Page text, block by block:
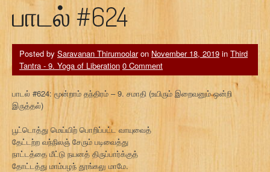
பாடல் #624
Posted by Saravanan Thirumoolaron November 18, 2019 in Third
Tantra - 9. Yoga of Liberation 0 Comment
பாடல் #624: மூன்றாம் தந்திரம் – 9. சமாதி (உயிரும் இறைவனும் ஒன்றி
இருத்தல்)
பூட்டொத்து மெய்யிற் பொறிப்பட்ட வாயுவைத்
தேட்டற்ற வந்நிலஞ் சேரும் படிவைத்து
நாட்டத்தை மீட்டு நயனத் திருப்பார்க்குத்
தோட்டத்து மாம்பழந் தூங்கலு மாமே.